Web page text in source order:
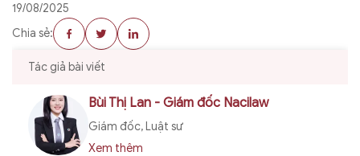
19/08/2025
Chia sẻ:
Tác giả bài viết
Bùi Thị Lan - Giám đốc Nacilaw
Giám đốc, Luật sư
Xem thêm